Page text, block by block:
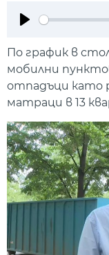
По график в
мобилни
отпадъци като
матраци в 13